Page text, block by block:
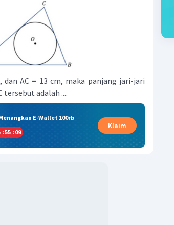
dan AC = 13 cm, maka panjang jari-jari
adalah ....
E-Wallet 100rb
:55 :09
Klaim